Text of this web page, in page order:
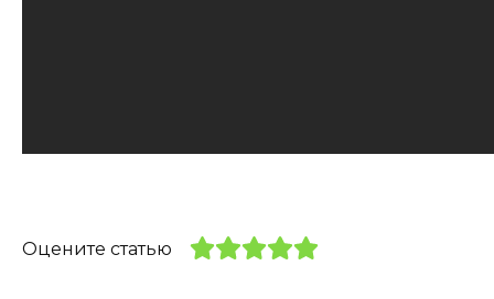
Оцените статью